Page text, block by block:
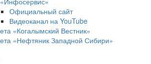
Официальный сайт
Видеоканал на YouTube
«Когалымский Вестник»
«Нефтяник Западной Сибири»